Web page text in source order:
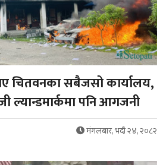
चितवनका सबैजसो कार्यालय,
ल्यान्डमार्कमा पनि आगजनी
मंगलबार, भदौ २४, २०८२